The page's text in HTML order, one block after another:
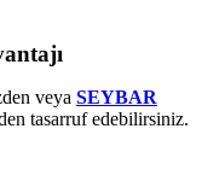
veya SEYBAR
tasarruf edebilirsiniz.